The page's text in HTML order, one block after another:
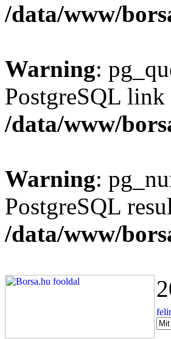
/data/www/
Warning:
PostgreSQL link
/data/www/
Warning:
PostgreSQL
/data/www/